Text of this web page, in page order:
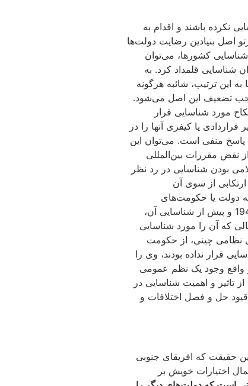
نکرده باشند و اقدام به
اصل بنیادین رضایت دولت‌ها
کشورها، می‌توان
شناسایی قلمداد کرد. به
این ترتیب، شائبه هرگونه
تضعیف این اصل می‌شود.
مورد شناسایی قرار
یا کیفری آنها را در
پاسخ منفی است. می‌توان این
نقض مقررات بین‌المللی
بودن شناسایی در رد نظر
از سوی آن
دولت یا حکومت‌های
شناسایی نشده اقدام کنند. در رویه دولتی نیز بریتانیا در ازای سرنگون شدن هواپیمای بریتانیایی به دست نیروهای نظامی اسرائیل در ژانویه 1949 و پیش از شناسایی آن،
حالی که آن را مورد شناسایی
نظامی چینی، از حکومت
قرار نداده بودند، وی را
واقع وجود یک نظم عمومی
تاثیر و اهمیت شناسایی در
حل و فصل اختلافات و
داشت «این حقیقت که افریقای جنوبی
اختیارات خویش بر